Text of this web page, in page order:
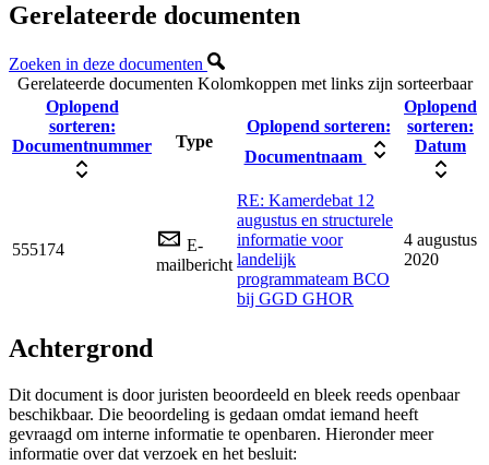
Gerelateerde documenten
Zoeken in deze documenten
Gerelateerde documenten Kolomkoppen met links zijn sorteerbaar
Oplopend
sorteren:
Documentnummer
Type
Oplopend sorteren:
Documentnaam
Oplopend
sorteren:
Datum
555174
E-
mailbericht
RE: Kamerdebat 12
augustus en structurele
informatie voor
landelijk
programmateam BCO
bij GGD GHOR
4 augustus
2020
Achtergrond
Dit document is door juristen beoordeeld en bleek reeds openbaar
beschikbaar. Die beoordeling is gedaan omdat iemand heeft
gevraagd om interne informatie te openbaren. Hieronder meer
informatie over dat verzoek en het besluit: